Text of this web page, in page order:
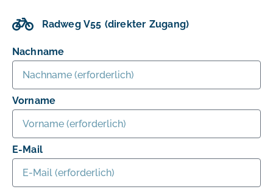
Radweg V55 (direkter Zugang)
Nachname
Vorname
E-Mail